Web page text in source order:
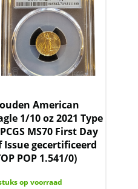
American
1/10 oz 2021 Type
MS70 First Day
Issue gecertificeerd
POP 1.541/0)
op voorraad